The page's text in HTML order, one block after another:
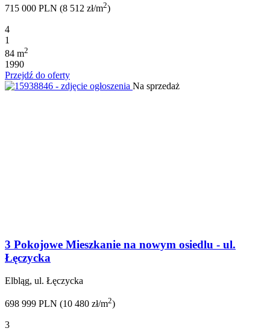
715 000 PLN (8 512 zł/m2)
4
1
84 m2
1990
Przejdź do oferty
Na sprzedaż
3 Pokojowe Mieszkanie na nowym osiedlu - ul.
Łęczycka
Elbląg, ul. Łęczycka
698 999 PLN (10 480 zł/m2)
3